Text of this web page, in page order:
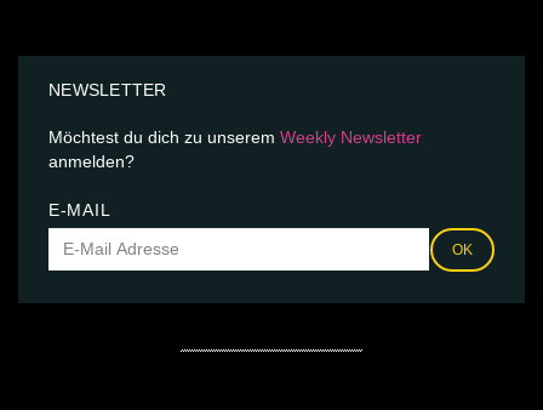
NEWSLETTER
Möchtest du dich zu unserem Weekly Newsletter
anmelden?
E-MAIL
OK